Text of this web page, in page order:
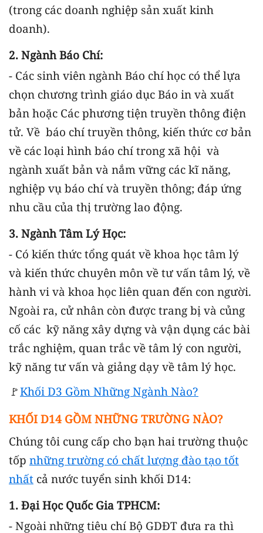
(trong các doanh nghiệp sản xuất kinh
doanh).
2. Ngành Báo Chí:
- Các sinh viên ngành Báo chí học có thể lựa
chọn chương trình giáo dục Báo in và xuất
bản hoặc Các phương tiện truyền thông điện
tử. Về báo chí truyền thông, kiến thức cơ bản
về các loại hình báo chí trong xã hội và
ngành xuất bản và nắm vững các kĩ năng,
nghiệp vụ báo chí và truyền thông; đáp ứng
nhu cầu của thị trường lao động.
3. Ngành Tâm Lý Học:
- Có kiến thức tổng quát về khoa học tâm lý
và kiến thức chuyên môn về tư vấn tâm lý, về
hành vi và khoa học liên quan đến con người.
Ngoài ra, cử nhân còn được trang bị và củng
cố các kỹ năng xây dựng và vận dụng các bài
trắc nghiệm, quan trắc về tâm lý con người,
kỹ năng tư vấn và giảng dạy về tâm lý học.
🚩Khối D3 Gồm Những Ngành Nào?
KHỐI D14 GỒM NHỮNG TRƯỜNG NÀO?
Chúng tôi cung cấp cho bạn hai trường thuộc
tốp những trường có chất lượng đào tạo tốt
nhất cả nước tuyển sinh khối D14:
1. Đại Học Quốc Gia TPHCM:
- Ngoài những tiêu chí Bộ GDĐT đưa ra thì